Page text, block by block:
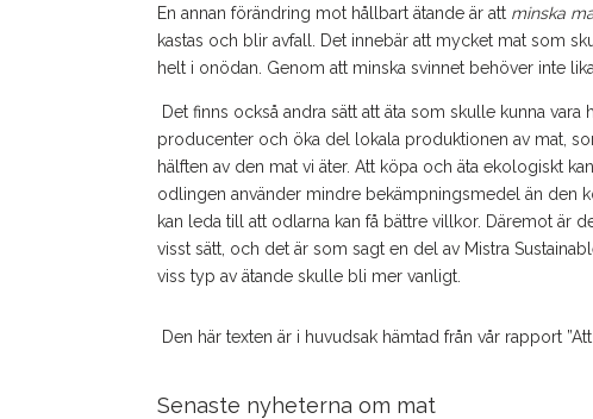
En annan förändring mot hållbart ätande är att minska
kastas och blir avfall. Det innebär att mycket mat som
helt i onödan. Genom att minska svinnet behöver inte
Det finns också andra sätt att äta som skulle kunna
producenter och öka del lokala produktionen av mat,
hälften av den mat vi äter. Att köpa och äta ekologiskt
odlingen använder mindre bekämpningsmedel än den
kan leda till att odlarna kan få bättre villkor. Däremot är
visst sätt, och det är som sagt en del av Mistra
viss typ av ätande skulle bli mer vanligt.
Den här texten är i huvudsak hämtad från vår rapport ”Att
Senaste nyheterna om mat